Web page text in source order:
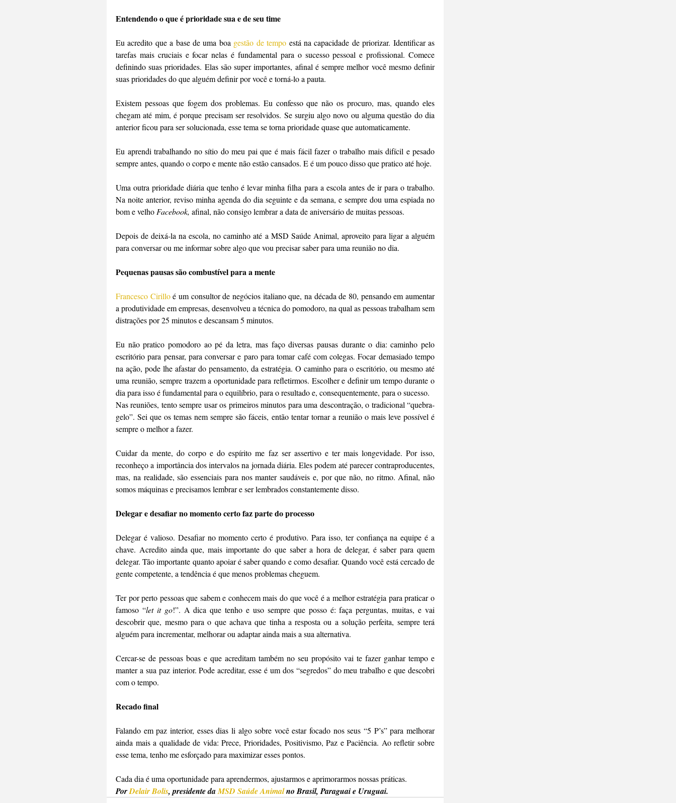
Entendendo o que é prioridade sua e de seu time
Eu acredito que a base de uma boa gestão de tempo está na capacidade de priorizar. Identificar as
tarefas mais cruciais e focar nelas é fundamental para o sucesso pessoal e profissional. Comece
definindo suas prioridades. Elas são super importantes, afinal é sempre melhor você mesmo definir
suas prioridades do que alguém definir por você e torná-lo a pauta.
Existem pessoas que fogem dos problemas. Eu confesso que não os procuro, mas, quando eles
chegam até mim, é porque precisam ser resolvidos. Se surgiu algo novo ou alguma questão do dia
anterior ficou para ser solucionada, esse tema se torna prioridade quase que automaticamente.
Eu aprendi trabalhando no sítio do meu pai que é mais fácil fazer o trabalho mais difícil e pesado
sempre antes, quando o corpo e mente não estão cansados. E é um pouco disso que pratico até hoje.
Uma outra prioridade diária que tenho é levar minha filha para a escola antes de ir para o trabalho.
Na noite anterior, reviso minha agenda do dia seguinte e da semana, e sempre dou uma espiada no
bom e velho Facebook, afinal, não consigo lembrar a data de aniversário de muitas pessoas.
Depois de deixá-la na escola, no caminho até a MSD Saúde Animal, aproveito para ligar a alguém
para conversar ou me informar sobre algo que vou precisar saber para uma reunião no dia.
Pequenas pausas são combustível para a mente
Francesco Cirillo é um consultor de negócios italiano que, na década de 80, pensando em aumentar
a produtividade em empresas, desenvolveu a técnica do pomodoro, na qual as pessoas trabalham sem
distrações por 25 minutos e descansam 5 minutos.
Eu não pratico pomodoro ao pé da letra, mas faço diversas pausas durante o dia: caminho pelo
escritório para pensar, para conversar e paro para tomar café com colegas. Focar demasiado tempo
na ação, pode lhe afastar do pensamento, da estratégia. O caminho para o escritório, ou mesmo até
uma reunião, sempre trazem a oportunidade para refletirmos. Escolher e definir um tempo durante o
dia para isso é fundamental para o equilíbrio, para o resultado e, consequentemente, para o sucesso.
Nas reuniões, tento sempre usar os primeiros minutos para uma descontração, o tradicional “quebra-
gelo”. Sei que os temas nem sempre são fáceis, então tentar tornar a reunião o mais leve possível é
sempre o melhor a fazer.
Cuidar da mente, do corpo e do espírito me faz ser assertivo e ter mais longevidade. Por isso,
reconheço a importância dos intervalos na jornada diária. Eles podem até parecer contraproducentes,
mas, na realidade, são essenciais para nos manter saudáveis e, por que não, no ritmo. Afinal, não
somos máquinas e precisamos lembrar e ser lembrados constantemente disso.
Delegar e desafiar no momento certo faz parte do processo
Delegar é valioso. Desafiar no momento certo é produtivo. Para isso, ter confiança na equipe é a
chave. Acredito ainda que, mais importante do que saber a hora de delegar, é saber para quem
delegar. Tão importante quanto apoiar é saber quando e como desafiar. Quando você está cercado de
gente competente, a tendência é que menos problemas cheguem.
Ter por perto pessoas que sabem e conhecem mais do que você é a melhor estratégia para praticar o
famoso “let it go!”. A dica que tenho e uso sempre que posso é: faça perguntas, muitas, e vai
descobrir que, mesmo para o que achava que tinha a resposta ou a solução perfeita, sempre terá
alguém para incrementar, melhorar ou adaptar ainda mais a sua alternativa.
Cercar-se de pessoas boas e que acreditam também no seu propósito vai te fazer ganhar tempo e
manter a sua paz interior. Pode acreditar, esse é um dos “segredos” do meu trabalho e que descobri
com o tempo.
Recado final
Falando em paz interior, esses dias li algo sobre você estar focado nos seus “5 P’s” para melhorar
ainda mais a qualidade de vida: Prece, Prioridades, Positivismo, Paz e Paciência. Ao refletir sobre
esse tema, tenho me esforçado para maximizar esses pontos.
Cada dia é uma oportunidade para aprendermos, ajustarmos e aprimorarmos nossas práticas.
Por Delair Bolis, presidente da MSD Saúde Animal no Brasil, Paraguai e Uruguai.